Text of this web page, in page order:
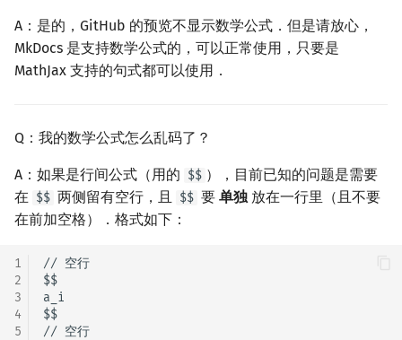
A：是的，GitHub 的预览不显示数学公式．但是请放心，
MkDocs 是支持数学公式的，可以正常使用，只要是
MathJax 支持的句式都可以使用．
Q：我的数学公式怎么乱码了？
A：如果是行间公式（用的 $$ ），目前已知的问题是需要
在 $$ 两侧留有空行，且 $$ 要 单独 放在一行里（且不要
在前加空格）．格式如下：
1
2
3
4
5
// 空行
$$
a_i
$$